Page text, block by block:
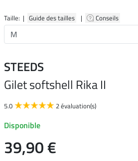
Taille: | Guide des tailles | Conseils
STEEDS
Gilet softshell Rika II
5.0 2 évaluation(s)
Disponible
39,90 €